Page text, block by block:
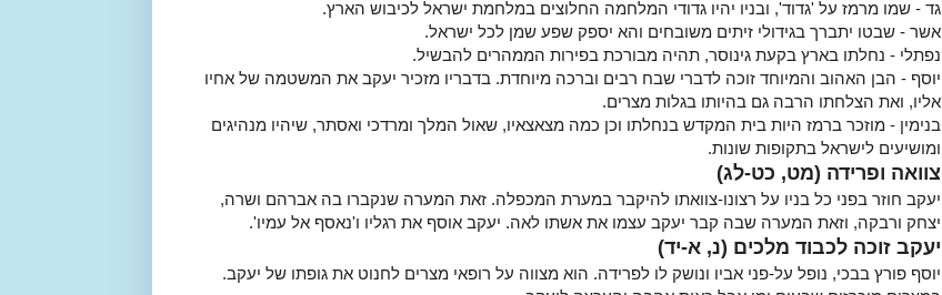
גד - שמו מרמז על 'גדוד', ובניו יהיו גדודי המלחמה החלוצים במלחמת ישראל לכיבוש הארץ.
אשר - שבטו יתברך בגידולי זיתים משובחים והא יספק שפע שמן לכל ישראל.
נפתלי - נחלתו בארץ בקעת גינוסר, תהיה מבורכת בפירות הממהרים להבשיל.
יוסף - הבן האהוב והמיוחד זוכה לדברי שבח רבים וברכה מיוחדת. בדבריו מזכיר יעקב את המשטמה של אחיו
אליו, ואת הצלחתו הרבה גם בהיותו בגלות מצרים.
בנימין - מוזכר ברמז היות בית המקדש בנחלתו וכן כמה מצאצאיו, שאול המלך ומרדכי ואסתר, שיהיו מנהיגים
ומושיעים לישראל בתקופות שונות.
צוואה ופרידה (מט, כט-לג)
יעקב חוזר בפני כל בניו על רצונו-צוואתו להיקבר במערת המכפלה. זאת המערה שנקברו בה אברהם ושרה,
יצחק ורבקה, וזאת המערה שבה קבר יעקב עצמו את אשתו לאה. יעקב אוסף את רגליו ו'נאסף אל עמיו'.
יעקב זוכה לכבוד מלכים (נ, א-יד)
יוסף פורץ בבכי, נופל על-פני אביו ונושק לו לפרידה. הוא מצווה על רופאי מצרים לחנוט את גופתו של יעקב.